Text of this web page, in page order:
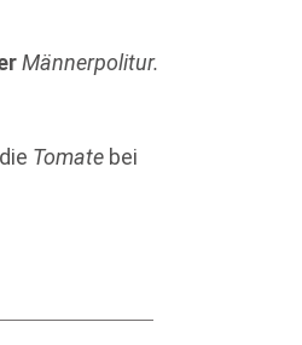
Männerpolitur.
Tomate bei